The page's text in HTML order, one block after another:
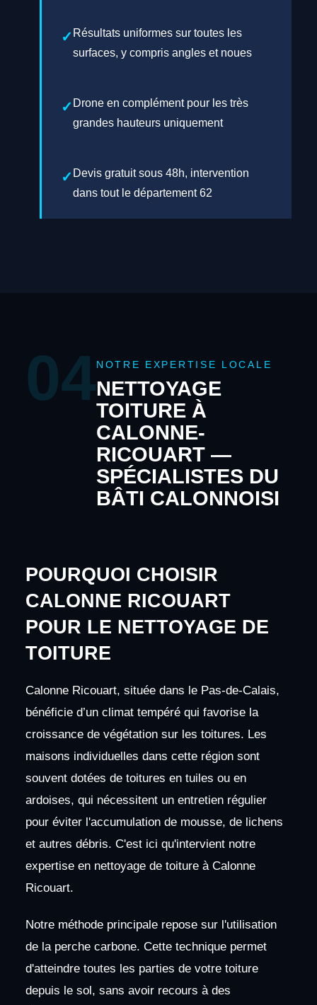
Résultats uniformes sur toutes les
surfaces, y compris angles et noues
Drone en complément pour les très
grandes hauteurs uniquement
Devis gratuit sous 48h, intervention
dans tout le département 62
04NOTRE EXPERTISE LOCALE
NETTOYAGE
TOITURE À
CALONNE-
RICOUART —
SPÉCIALISTES DU
BÂTI CALONNOISI
POURQUOI CHOISIR
CALONNE RICOUART
POUR LE NETTOYAGE DE
TOITURE
Calonne Ricouart, située dans le Pas-de-Calais,
bénéficie d’un climat tempéré qui favorise la
croissance de végétation sur les toitures. Les
maisons individuelles dans cette région sont
souvent dotées de toitures en tuiles ou en
ardoises, qui nécessitent un entretien régulier
pour éviter l'accumulation de mousse, de lichens
et autres débris. C'est ici qu'intervient notre
expertise en nettoyage de toiture à Calonne
Ricouart.
Notre méthode principale repose sur l'utilisation
de la perche carbone. Cette technique permet
d'atteindre toutes les parties de votre toiture
depuis le sol, sans avoir recours à des